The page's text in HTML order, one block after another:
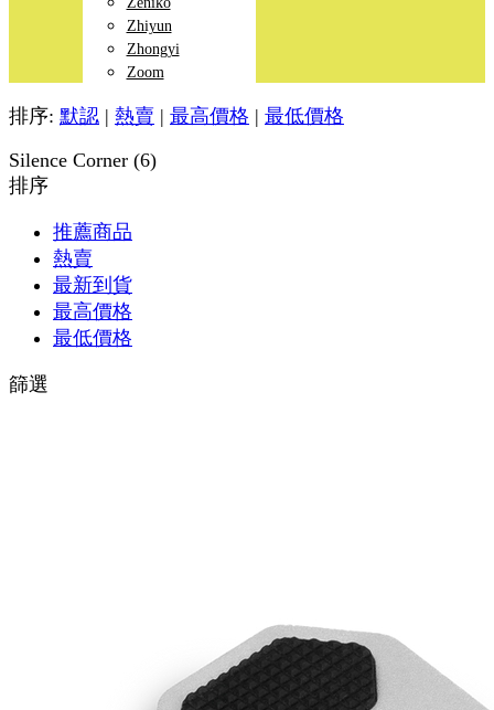
Zhiyun
Zhongyi
Zoom
排序: 默認 | 熱賣 | 最高價格 | 最低價格
Silence Corner (6)
排序
推薦商品
熱賣
最新到貨
最高價格
最低價格
篩選